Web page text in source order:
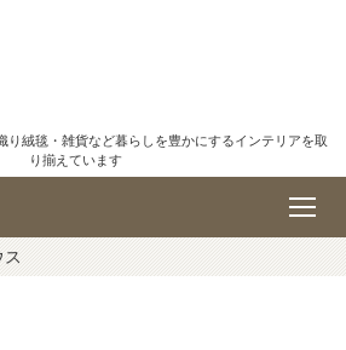
り絨毯・雑貨など暮らしを豊かにするインテリアを取
り揃えています